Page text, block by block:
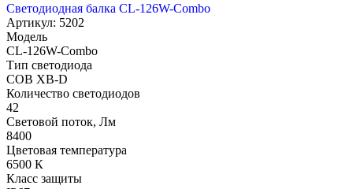
Светодиодная балка CL-126W-Combo
Артикул: 5202
Модель
CL-126W-Combo
Тип светодиода
COB XB-D
Количество светодиодов
42
Световой поток, Лм
8400
Цветовая температура
6500 К
Класс защиты